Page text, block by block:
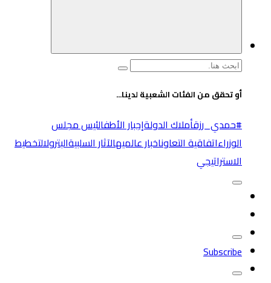
البحث
أو تحقق من الفئات الشعبية لدينا...
#حمدي_رزقأملاك الدولةإجبار الأطفالئيس مجلس
الوزراءاتفاقية التعاوناخبار عالميهالآثار السلبيةالبترولالتخطيط
الاستراتيجي
Subscribe